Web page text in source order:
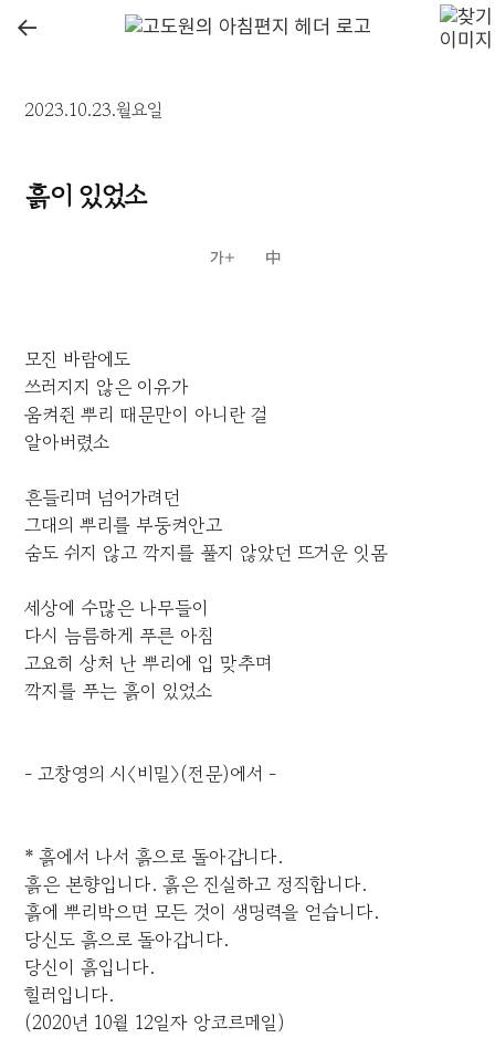
←
2023.10.23.월요일
흙이 있었소
모진 바람에도
쓰러지지 않은 이유가
움켜쥔 뿌리 때문만이 아니란 걸
알아버렸소
흔들리며 넘어가려던
그대의 뿌리를 부둥켜안고
숨도 쉬지 않고 깍지를 풀지 않았던 뜨거운 잇몸
세상에 수많은 나무들이
다시 늠름하게 푸른 아침
고요히 상처 난 뿌리에 입 맞추며
깍지를 푸는 흙이 있었소
- 고창영의 시〈비밀〉(전문)에서 -
* 흙에서 나서 흙으로 돌아갑니다.
흙은 본향입니다. 흙은 진실하고 정직합니다.
흙에 뿌리박으면 모든 것이 생명력을 얻습니다.
당신도 흙으로 돌아갑니다.
당신이 흙입니다.
힐러입니다.
(2020년 10월 12일자 앙코르메일)